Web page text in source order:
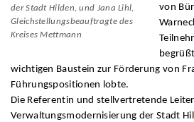
der Stadt Hilden, und Jana Lihl,
Gleichstellungsbeauftragte des
Kreises Mettmann
von
wichtigen Baustein zur Förderung von
Führungspositionen lobte.
Die Referentin und stellvertretende
Verwaltungsmodernisierung der Stadt